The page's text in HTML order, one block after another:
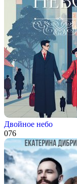
Двойное небо
076